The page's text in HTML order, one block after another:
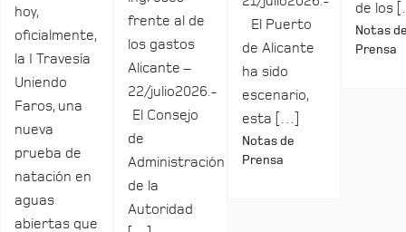
hoy,
oficialmente,
la I Travesía
Uniendo
Faros, una
nueva
prueba de
natación en
aguas
abiertas que
frente al de
los gastos
Alicante –
22/julio2026.-
El Consejo
de
Administración
de la
Autoridad
El Puerto
de Alicante
ha sido
escenario,
esta […]
Notas de
Prensa
de los
Notas
Prensa